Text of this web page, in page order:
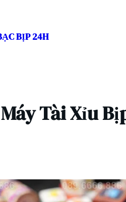
BỊP 24H
Máy Tài Xỉu